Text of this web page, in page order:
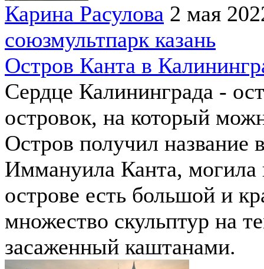
Карина Расулова 2 мая
союзмультпарк казань
Остров Канта в
Сердце Калининграда -
островок, на который
Остров получил название
Иммануила Канта, могила
острове есть большой и
множество скульптур на
засаженный каштанами.